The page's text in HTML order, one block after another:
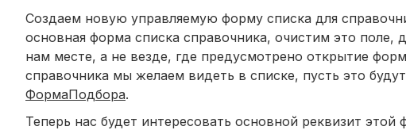
Создаем новую управляемую форму списка для
основная форма списка справочника, очистим это
нам месте, а не везде, где предусмотрено открытие
справочника мы желаем видеть в списке, пусть это
ФормаПодбора.
Теперь нас будет интересовать основной реквизит